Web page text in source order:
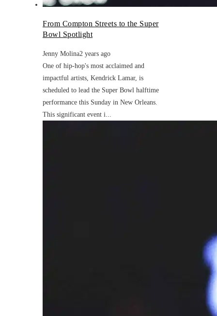
From Compton Streets to the Super
Bowl Spotlight
Jenny Molina2 years ago
One of hip-hop's most acclaimed and
impactful artists, Kendrick Lamar, is
scheduled to lead the Super Bowl halftime
performance this Sunday in New Orleans.
This significant event i...